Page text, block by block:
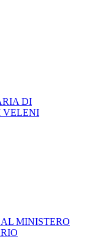
DI
VELENI
MINISTERO